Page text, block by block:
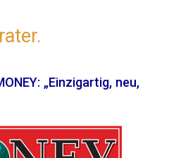
„Einzigartig, neu,